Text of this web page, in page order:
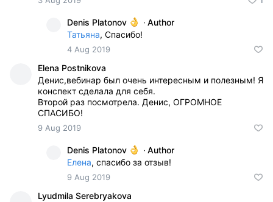
Denis Platonov · Author
Татьяна, Спасибо!
4 Aug 2019
Elena Postnikova
Денис,вебинар был очень интересным и полезным! Я
конспект сделала для себя.
Второй раз посмотрела. Денис, ОГРОМНОЕ
СПАСИБО!
9 Aug 2019
Denis Platonov · Author
Елена, спасибо за отзыв!
9 Aug 2019
Lyudmila Serebryakova